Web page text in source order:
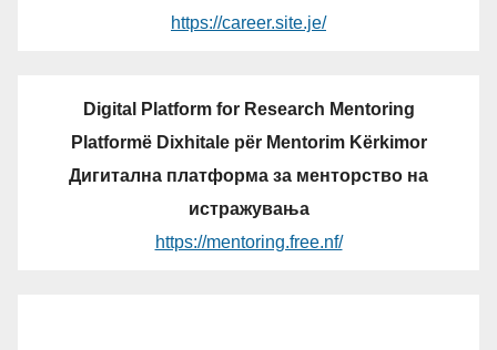
https://career.site.je/
Digital Platform for Research Mentoring
Platformë Dixhitale për Mentorim Kërkimor
Дигитална платформа за менторство на
истражувања
https://mentoring.free.nf/